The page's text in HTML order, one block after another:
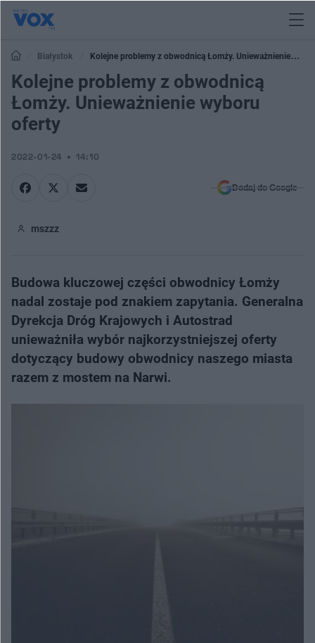
Białystok
Kolejne problemy z obwodnicą Łomży. Unieważnienie
wyboru oferty
Kolejne problemy z obwodnicą
Łomży. Unieważnienie wyboru
oferty
2022-01-24 14:10
Dodaj do Google
mszzz
Budowa kluczowej części obwodnicy Łomży
nadal zostaje pod znakiem zapytania. Generalna
Dyrekcja Dróg Krajowych i Autostrad
unieważniła wybór najkorzystniejszej oferty
dotyczący budowy obwodnicy naszego miasta
razem z mostem na Narwi.